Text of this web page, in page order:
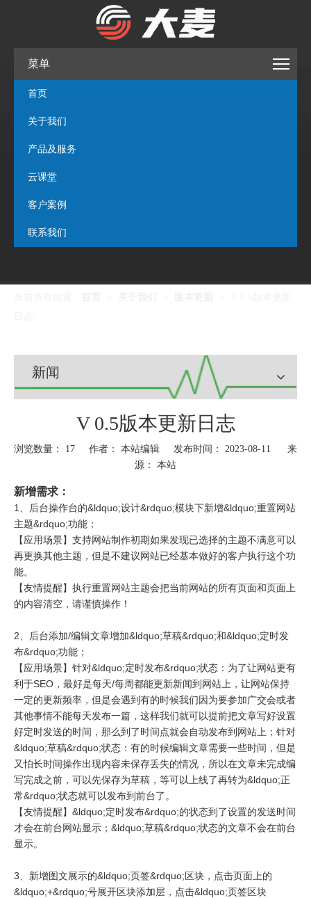
菜单
首页
关于我们
产品及服务
云课堂
客户案例
联系我们
新闻
V 0.5版本更新日志
浏览数量： 17 作者： 本站编辑 发布时间： 2023-08-11 来
源： 本站
新增需求：
1、后台操作台的&ldquo;设计&rdquo;模块下新增&ldquo;重置网站
主题&rdquo;功能；
【应用场景】支持网站制作初期如果发现已选择的主题不满意可以
再更换其他主题，但是不建议网站已经基本做好的客户执行这个功
能。
【友情提醒】执行重置网站主题会把当前网站的所有页面和页面上
的内容清空，请谨慎操作！
2、后台添加/编辑文章增加&ldquo;草稿&rdquo;和&ldquo;定时发
布&rdquo;功能；
【应用场景】针对&ldquo;定时发布&rdquo;状态：为了让网站更有
利于SEO，最好是每天/每周都能更新新闻到网站上，让网站保持
一定的更新频率，但是会遇到有的时候我们因为要参加广交会或者
其他事情不能每天发布一篇，这样我们就可以提前把文章写好设置
好定时发送的时间，那么到了时间点就会自动发布到网站上；针对
&ldquo;草稿&rdquo;状态：有的时候编辑文章需要一些时间，但是
又怕长时间操作出现内容未保存丢失的情况，所以在文章未完成编
写完成之前，可以先保存为草稿，等可以上线了再转为&ldquo;正
常&rdquo;状态就可以发布到前台了。
【友情提醒】&ldquo;定时发布&rdquo;的状态到了设置的发送时间
才会在前台网站显示；&ldquo;草稿&rdquo;状态的文章不会在前台
显示。
3、新增图文展示的&ldquo;页签&rdquo;区块，点击页面上的
&ldquo;+&rdquo;号展开区块添加层，点击&ldquo;页签区块